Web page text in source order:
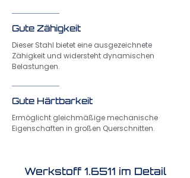
Gute Zähigkeit
Dieser Stahl bietet eine ausgezeichnete
Zähigkeit und widersteht dynamischen
Belastungen.
Gute Härtbarkeit
Ermöglicht gleichmäßige mechanische
Eigenschaften in großen Querschnitten.
Werkstoff 1.6511 im Detail